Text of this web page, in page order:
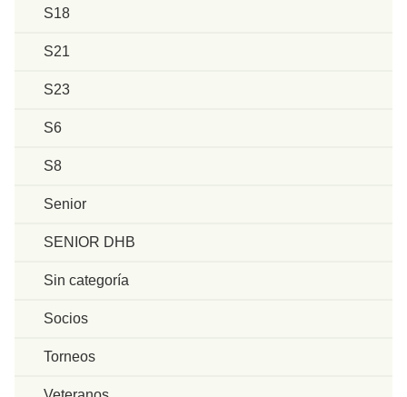
S18
S21
S23
S6
S8
Senior
SENIOR DHB
Sin categoría
Socios
Torneos